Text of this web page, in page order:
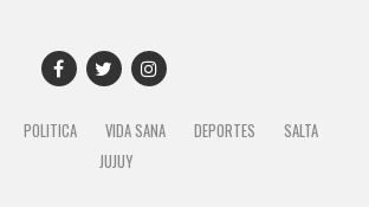
POLITICA VIDA SANA DEPORTES
SALTA
JUJUY